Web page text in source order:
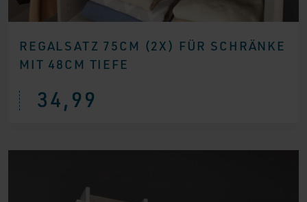
REGALSATZ 75CM (2X) FÜR SCHRÄNKE
MIT 48CM TIEFE
34,99